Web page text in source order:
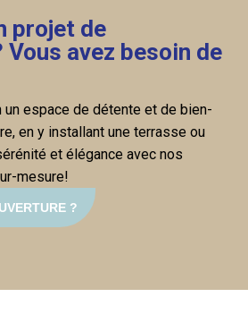
projet de
avez besoin de
un espace de détente et de bien-
en y installant une terrasse ou
et élégance avec nos
mesure!
?